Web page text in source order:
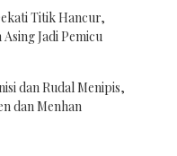
Titik Hancur,
Jadi Pemicu
dan Rudal Menipis,
dan Menhan